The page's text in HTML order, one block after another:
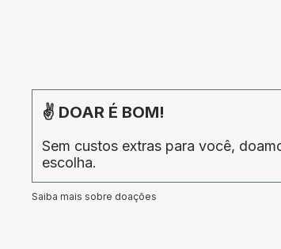
✌ DOAR É BOM!
Sem custos extras para você,
escolha.
Saiba mais sobre doações